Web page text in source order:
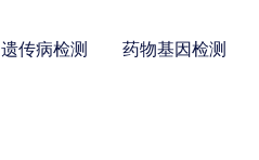
遗传病检测 药物基因检测